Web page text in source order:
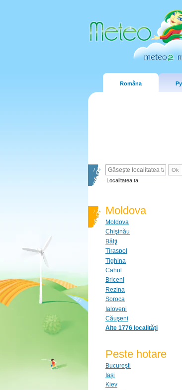
Româna
Localitatea ta
Moldova
Moldova
Chişinău
Bălţi
Tiraspol
Tighina
Cahul
Briceni
Rezina
Soroca
Ialoveni
Căuşeni
Alte 1776 localități
Peste hotare
Bucureşti
Iaşi
Kiev